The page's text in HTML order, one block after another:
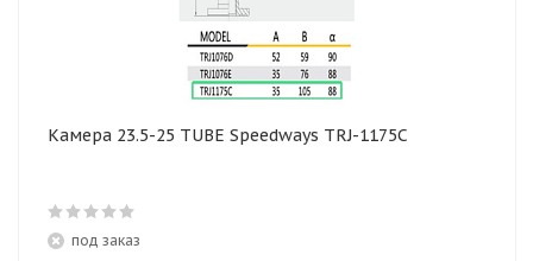
Камера 23.5-25 TUBE Speedways TRJ-1175C
под заказ